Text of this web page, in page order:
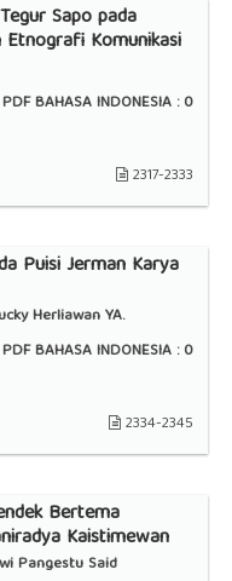
Sapo pada
Etnografi Komunikasi
PDF BAHASA INDONESIA :0
2317-2333
Puisi Jerman Karya
Herliawan YA.
PDF BAHASA INDONESIA :0
2334-2345
Bertema
Kaistimewan
Pangestu Said